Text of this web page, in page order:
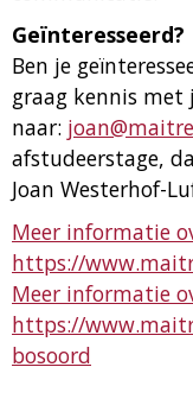
Geïnteresseerd?
Ben je
graag kennis met
naar:
afstudeerstage,
Joan Westerhof-
Meer informatie
https://
Meer informatie
https://
bosoord